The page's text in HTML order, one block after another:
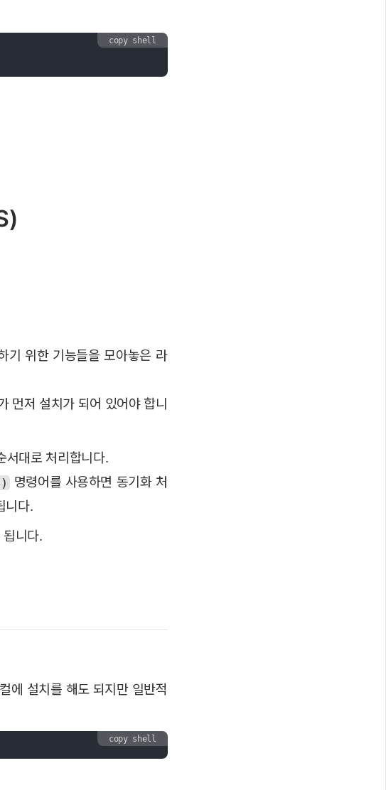
copy shell
기 위한 기능들을 모아놓은 라
저 설치가 되어 있어야 합니
서대로 처리합니다.
명령어를 사용하면 동기화 처
니다.
됩니다.
에 설치를 해도 되지만 일반적
copy shell